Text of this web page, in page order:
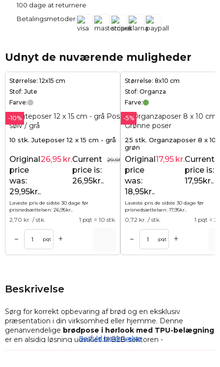
100 dage at returnere
Betalingsmetoder
Udnyt de nuværende muligheder
Størrelse: 12x15 cm
Stof: Jute
Farve:
-10%
10 stk. Juteposer 12 x 15 cm - grå
29,95 kr.
Original
price
was:
29,95kr..
26,95 kr.Current
price is:
26,95kr..
Laveste pris de sidste 30 dage før
prisnedsættelsen: 26,95kr..
2,70 kr. / stk. 1 pqt = 10 stk.
– pqt +
Størrelse: 8x10 cm
Stof: Organza
Farve:
-5%
25 stk. Organzaposer 8 x 10
grøn
Original
price
was:
18,95kr..
17,95 kr.Current
price is:
17,95kr..
Laveste pris de sidste 30 dage før
prisnedsættelsen: 17,95kr..
0,72 kr. / stk. 1 pqt =
– pqt +
Beskrivelse
Sørg for korrekt opbevaring af brød og en eksklusiv
præsentation i din virksomhed eller hjemme. Denne
genanvendelige brødpose i hørlook med TPU-belægning
er en alsidig løsning udviklet til B2B-sektoren -
håndværksbagerier, hoteller og HoReCa-branchen - samt til
Se fuld beskrivelse